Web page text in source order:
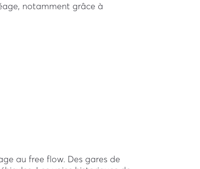
notamment grâce à
au free flow. Des gares de